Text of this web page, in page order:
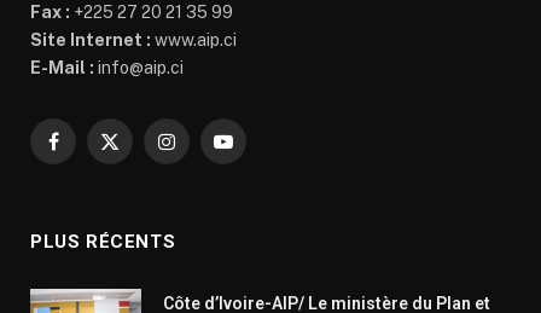
Fax : +225 27 20 21 35 99
Site Internet : www.aip.ci
E-Mail : info@aip.ci
Facebook
X
InstagramYouTube
PLUS RÉCENTS
Côte d’Ivoire-AIP/ Le ministère du Plan et